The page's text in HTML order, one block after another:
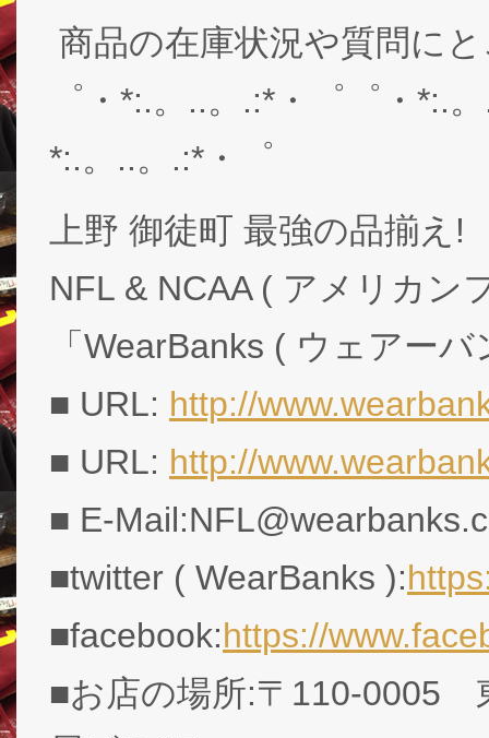
商品の在庫状況や質問に
゜・*:.。..。.:*・゜゜・*:.
*:.。..。.:*・゜
上野 御徒町 最強の品揃え!
NFL & NCAA ( アメリカン
「WearBanks ( ウェアー
■ URL: http://
■ URL: http://
■ E-
■twitter ( WearBanks ):
■facebook:https://
■お店の場所:〒110-0005